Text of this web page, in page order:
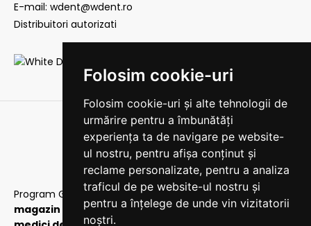
Folosim cookie-uri
Folosim cookie-uri și alte tehnologii de
urmărire pentru a îmbunătăți
experiența ta de navigare pe website-
ul nostru, pentru afișa conținut și
reclame personalizate, pentru a analiza
traficul de pe website-ul nostru și
pentru a înțelege de unde vin vizitatorii
noștri.
E-mail: wdent@wdent.ro
Distribuitori autorizati
Program Gestiune|Protectia consumatorului| Acest
magazin este destinat persoanelor de specialitate: